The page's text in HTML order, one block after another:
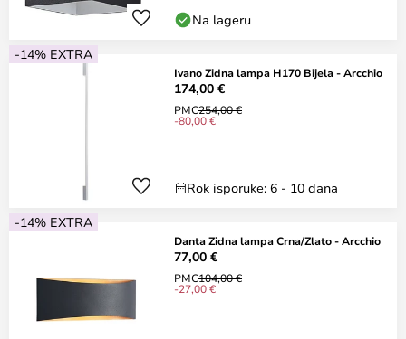
Na lageru
-14% EXTRA
Ivano Zidna lampa H170 Bijela - Arcchio
174,00 €
PMC254,00 €
-80,00 €
Rok isporuke: 6 - 10 dana
-14% EXTRA
Danta Zidna lampa Crna/Zlato - Arcchio
77,00 €
PMC104,00 €
-27,00 €